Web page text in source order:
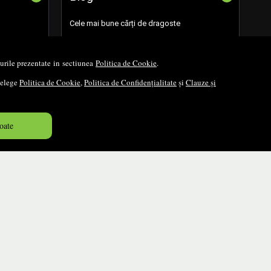
prezentate in sectiunea Politica de Cookie.
Politica de Cookie,Politica de Confidențialitateși Clauze și
Cele mai bune cărți de dragoste